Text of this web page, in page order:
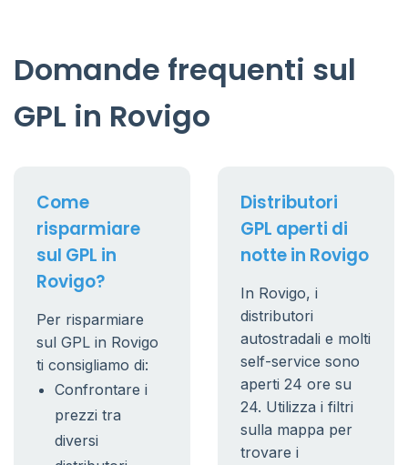
Domande frequenti sul
GPL in Rovigo
Come
risparmiare
sul GPL in
Rovigo?
Per risparmiare
sul GPL in Rovigo
ti consigliamo di:
Confrontare i
prezzi tra
diversi
Distributori
GPL aperti di
notte in Rovigo
In Rovigo, i
distributori
autostradali e molti
self-service sono
aperti 24 ore su
24. Utilizza i filtri
sulla mappa per
trovare i